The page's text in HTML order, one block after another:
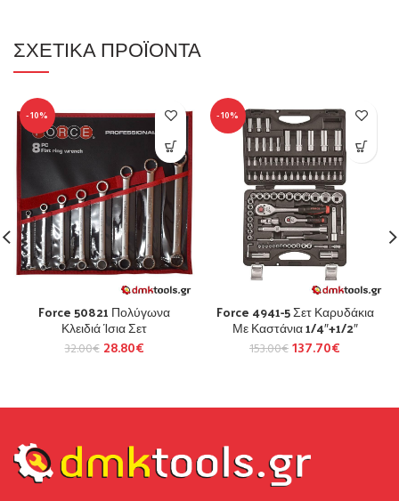
ΣΧΕΤΙΚΆ ΠΡΟΪΌΝΤΑ
-10%
Force 50821 Πολύγωνα
Κλειδιά Ίσια Σετ
32.00€ 28.80€
-10%
Force 4941-5 Σετ Καρυδάκια
Με Καστάνια 1/4″+1/2″
153.00€137.70€